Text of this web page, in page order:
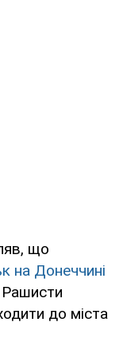
що
на Донеччині
Рашисти
до міста